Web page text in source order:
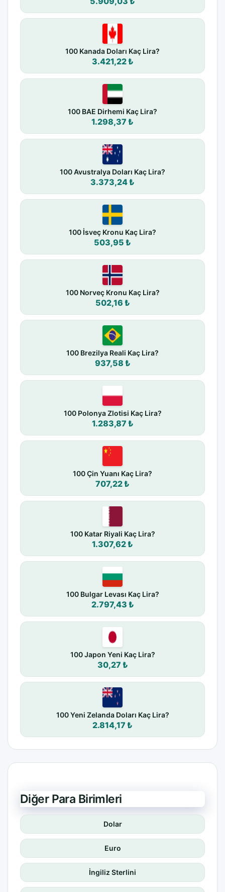
100 Kanada Doları Kaç Lira?
3.421,22 ₺
100 BAE Dirhemi Kaç Lira?
1.298,37 ₺
100 Avustralya Doları Kaç Lira?
3.373,24 ₺
100 İsveç Kronu Kaç Lira?
503,95 ₺
100 Norveç Kronu Kaç Lira?
502,16 ₺
100 Brezilya Reali Kaç Lira?
937,58 ₺
100 Polonya Zlotisi Kaç Lira?
1.283,87 ₺
100 Çin Yuanı Kaç Lira?
707,22 ₺
100 Katar Riyali Kaç Lira?
1.307,62 ₺
100 Bulgar Levası Kaç Lira?
2.797,43 ₺
100 Japon Yeni Kaç Lira?
30,27 ₺
100 Yeni Zelanda Doları Kaç Lira?
2.814,17 ₺
Diğer Para Birimleri
Dolar
Euro
İngiliz Sterlini